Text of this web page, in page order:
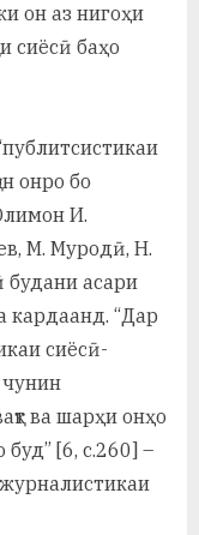
он аз нигоҳи
сиёсӣ баҳо
онро бо
И.
М. Муродӣ, Н.
будани асари
кардаанд. “Дар
сиёсӣ-
ва шарҳи онҳо
[6, с.260] –
журналистикаи